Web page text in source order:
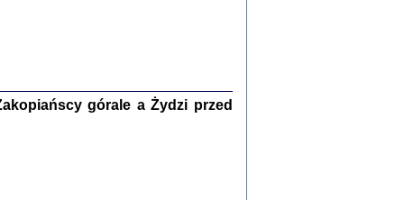
górale a Żydzi przed